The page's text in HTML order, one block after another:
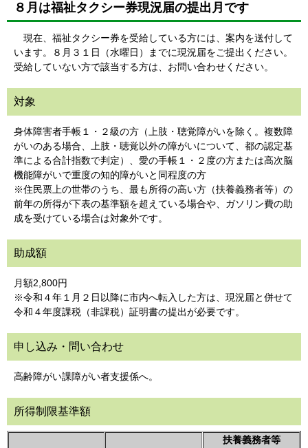
８月は福祉タクシー券現況届の提出月です
現在、福祉タクシー券を受給している方には、案内を送付して
います。８月３１日（水曜日）までに現況届をご提出ください。
受給していない方で該当する方は、お問い合わせください。
対象
身体障害者手帳１・２級の方（上肢・聴覚障がいを除く。複数障
がいのある場合、上肢・聴覚以外の障がいについて、都の認定基
準による合計指数で判定）、愛の手帳１・２度の方または高次脳
機能障がいで重度の知的障がいと同程度の方
※住民票上の世帯のうち、最も所得の高い方（扶養義務者等）の
前年の所得が下表の基準額を超えている場合や、ガソリン費の助
成を受けている場合は対象外です。
助成額
月額2,800円
※令和４年１月２日以降に市内へ転入した方は、現況届と併せて
令和４年度課税（非課税）証明書の提出が必要です。
申し込み・問い合わせ
高齢障がい課障がい者支援係へ。
所得制限基準額
扶養義務者等